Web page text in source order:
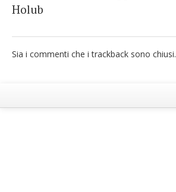
Holub
Sia i commenti che i trackback sono chiusi.